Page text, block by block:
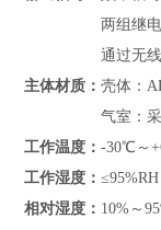
两组继
通过无
主体材质： 壳体：
气室：
工作温度： -30℃～
工作湿度：
相对湿度： 10%～